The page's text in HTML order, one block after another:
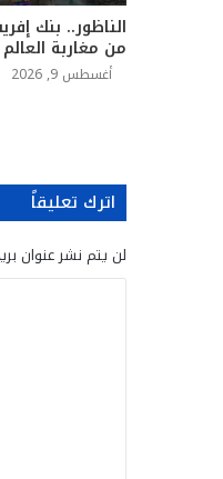
الناظور.. بنك
من مغاربة العالم
أغسطس 9, 2026
اترك تعليقاً
لن يتم نشر عنوان